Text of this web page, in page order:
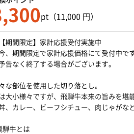
pt（11,000 円）
期間限定】家計応援受付実施中
、期間限定で家計応援価格にて受付中で
告なく終了する場合がございます。
な部位を使用した切り落とし。
大小様々ですが、飛騨牛本来の旨みを堪
、カレー、ビーフシチュー、肉じゃがな
騨牛とは